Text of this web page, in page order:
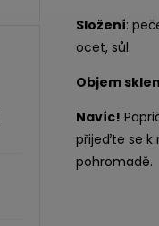
Složení:
ocet, sůl
Objem
Navíc!
přijeďte se k
pohromadě.